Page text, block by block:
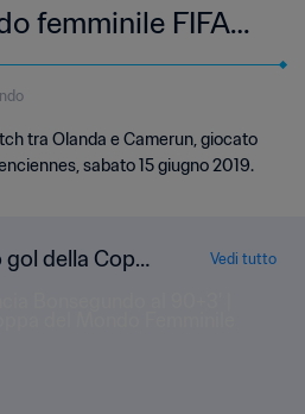
femminile FIFA
tra Olanda e Camerun, giocato
sabato 15 giugno 2019.
della Copp
FIFA, Franci
Vedi tutto